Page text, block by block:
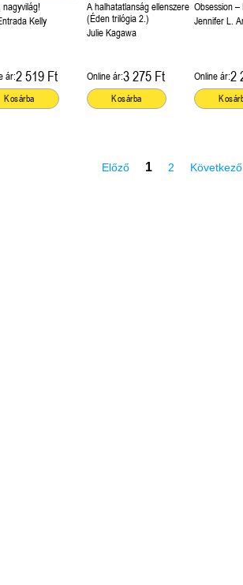
nagyvilág!
Kelly
ár:2 519 Ft
Kosárba
A halhatatlanság ellenszere
(Éden trilógia 2.)
Julie Kagawa
Online ár:3 275 Ft
Kosárba
Obsession
Jennifer L.
Online ár:2
Előző 1 2 Következő